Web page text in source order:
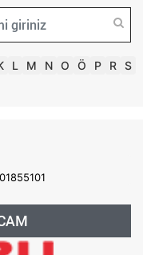
L M N O Ö P R S